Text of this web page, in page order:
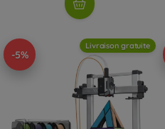
-5%
Livraison gratuite